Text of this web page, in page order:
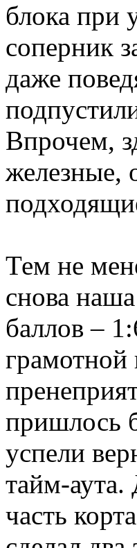
блока при
соперник
даже
Впрочем,
железные,
Тем не
снова
баллов –
грамотной
пришлось
успели
тайм-
часть